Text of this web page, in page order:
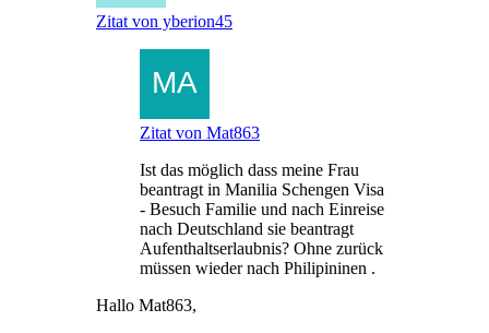
Zitat von yberion45
Zitat von Mat863
Ist das möglich dass meine Frau
beantragt in Manilia Schengen Visa
- Besuch Familie und nach Einreise
nach Deutschland sie beantragt
Aufenthaltserlaubnis? Ohne zurück
müssen wieder nach Philipininen .
Hallo Mat863,